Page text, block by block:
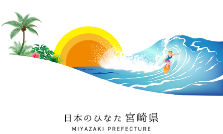
日本のひなた 宮崎県
MIYAZAKI PREFECTURE